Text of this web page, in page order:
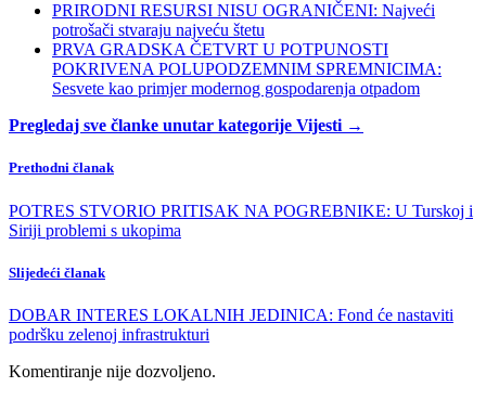
PRIRODNI RESURSI NISU OGRANIČENI: Najveći
potrošači stvaraju najveću štetu
PRVA GRADSKA ČETVRT U POTPUNOSTI
POKRIVENA POLUPODZEMNIM SPREMNICIMA:
Sesvete kao primjer modernog gospodarenja otpadom
Pregledaj sve članke unutar kategorije Vijesti →
Prethodni članak
POTRES STVORIO PRITISAK NA POGREBNIKE: U Turskoj i
Siriji problemi s ukopima
Slijedeći članak
DOBAR INTERES LOKALNIH JEDINICA: Fond će nastaviti
podršku zelenoj infrastrukturi
Komentiranje nije dozvoljeno.